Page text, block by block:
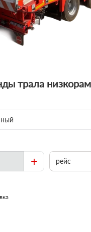
трала
+ рейс